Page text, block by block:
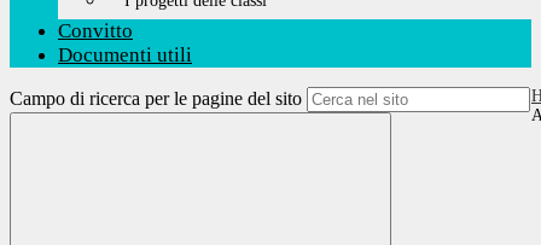
Convitto
Documenti utili
Campo di ricerca per le pagine del sito